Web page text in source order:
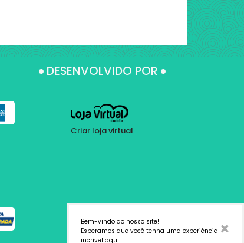
DESENVOLVIDO POR
Criar loja virtual
×
Bem-vindo ao nosso site!
Esperamos que você tenha uma experiência
incrível aqui.